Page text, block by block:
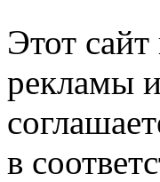
Этот
рекламы
в